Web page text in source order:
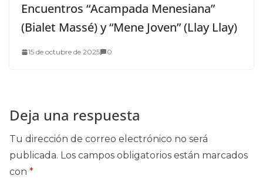
Encuentros “Acampada Menesiana”
(Bialet Massé) y “Mene Joven” (Llay Llay)
15 de octubre de 2025 0
Deja una respuesta
Tu dirección de correo electrónico no será
publicada. Los campos obligatorios están marcados
con *